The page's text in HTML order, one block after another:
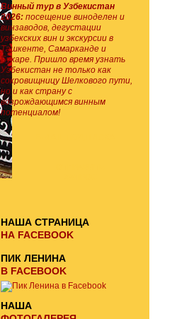
Винный тур в Узбекистан
2026: посещение виноделен и
винзаводов, дегустации
узбекских вин и экскурсии в
Ташкенте, Самарканде и
Бухаре. Пришло время узнать
Узбекистан не только как
сокровищницу Шелкового пути,
но и как страну с
возрождающимся винным
потенциалом!
НАША СТРАНИЦА
НА FACEBOOK
ПИК ЛЕНИНА
В FACEBOOK
НАША